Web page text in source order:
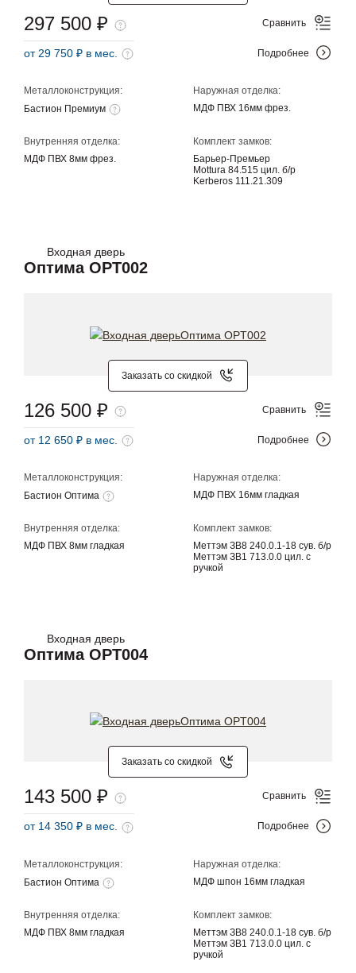
Металлоконструкция:
Бастион Премиум
Наружная отделка:
МДФ ПВХ 16мм фрез.
Внутренняя отделка:
МДФ ПВХ 8мм фрез.
Комплект замков:
Барьер-Премьер
Mottura 84.515 цил. б/р
Kerberos 111.21.309
297 500 ₽
от 29 750 ₽ в мес.
Сравнить
Подробнее
Входная дверь
Оптима OPT002
Заказать со скидкой
Металлоконструкция:
Бастион Оптима
Наружная отделка:
МДФ ПВХ 16мм гладкая
Внутренняя отделка:
МДФ ПВХ 8мм гладкая
Комплект замков:
Меттэм ЗВ8 240.0.1-18 сув. б/р
Меттэм ЗВ1 713.0.0 цил. с
ручкой
126 500 ₽
от 12 650 ₽ в мес.
Сравнить
Подробнее
Входная дверь
Оптима OPT004
Заказать со скидкой
Металлоконструкция:
Бастион Оптима
Наружная отделка:
МДФ шпон 16мм гладкая
Внутренняя отделка:
МДФ ПВХ 8мм гладкая
Комплект замков:
Меттэм ЗВ8 240.0.1-18 сув. б/р
Меттэм ЗВ1 713.0.0 цил. с
ручкой
143 500 ₽
от 14 350 ₽ в мес.
Сравнить
Подробнее